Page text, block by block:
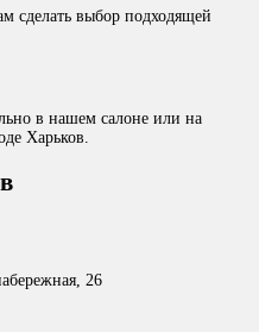
сделать выбор подходящей
в нашем салоне или на
Харьков.
26